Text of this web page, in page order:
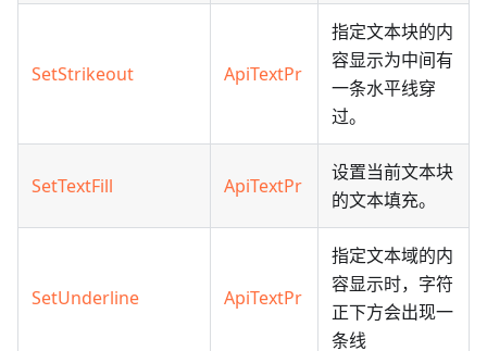
SetStrikeout ApiTextPr
指定文本块的内
容显示为中间有
一条水平线穿
过。
SetTextFill ApiTextPr
设置当前文本块
的文本填充。
SetUnderline ApiTextPr
指定文本域的内
容显示时，字符
正下方会出现一
条线